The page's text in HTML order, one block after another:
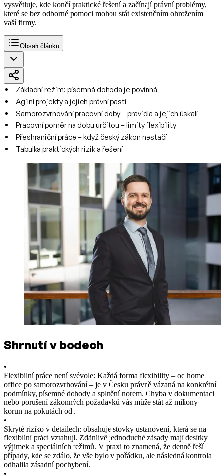
vysvětluje, kde končí praktické řešení a začínají právní problémy,
které se bez odborné pomoci mohou stát existenčním ohrožením
vaší firmy.
Obsah článku
Základní režim: písemná dohoda je povinná
Agilní projekty a jejich právní pasti
Samorozvrhování pracovní doby – pravidla a jejich úskalí
Pracovní poměr na dobu určitou – limity flexibility
Přeshraniční práce – když český zákon nestačí
Tabulka praktických rizik a řešení
Shrnutí v bodech
•
Flexibilní práce není svévole: Každá forma flexibility – od home
office po samorozvrhování – je v Česku právně vázaná na konkrétní
podmínky, písemné dohody a splnění norem. Chyba v dokumentaci
nebo porušení zákonných požadavků vás může stát až miliony
korun na pokutách od .
•
Skryté riziko v detailech: obsahuje stovky ustanovení, která se na
flexibilní práci vztahují. Zdánlivě jednoduché zásady mají desítky
výjimek a speciálních režimů. V praxi to znamená, že denně řeší
případy, kde se zdálo, že vše bylo v pořádku, ale následná kontrola
odhalila zásadní pochybení.
•